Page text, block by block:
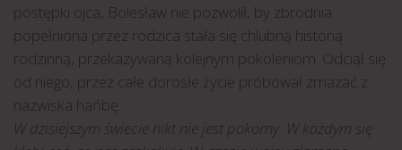
postępki ojca, Bolesław nie pozwolił, by zbrodnia
popełniona przez rodzica stała się chlubną historią
rodzinną, przekazywaną kolejnym pokoleniom. Odciął się
od niego, przez całe dorosłe życie próbował zmazać z
nazwiska hańbę.
W dzisiejszym świecie nikt nie jest pokorny. W każdym się